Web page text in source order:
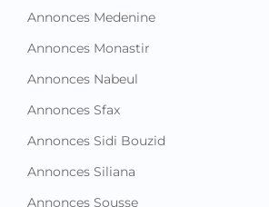
Annonces Medenine
Annonces Monastir
Annonces Nabeul
Annonces Sfax
Annonces Sidi Bouzid
Annonces Siliana
Annonces Sousse